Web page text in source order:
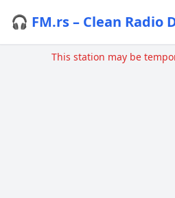
🎧 FM.rs – Clean Radio
This station may be